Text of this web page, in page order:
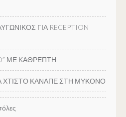
ΓΙΑ RECEPTION
ΜΕ ΚΑΘΡΕΠΤΗ
ΧΤΙΣΤΟ ΚΑΝΑΠΕ ΣΤΗ ΜΥΚΟΝΟ